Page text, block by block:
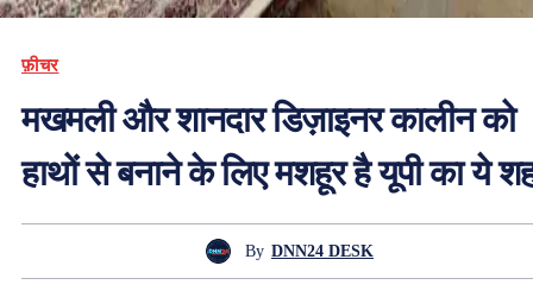
फ़ीचर
मखमली और शानदार डिज़ाइनर कालीन को
हाथों से बनाने के लिए मशहूर है यूपी का ये
By DNN24 DESK